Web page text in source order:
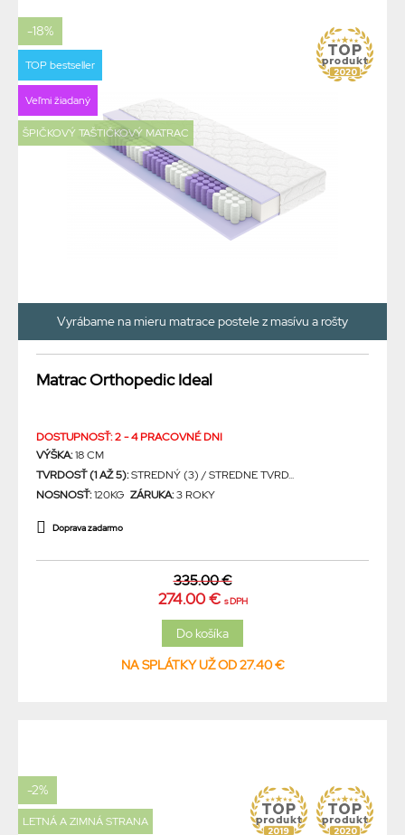
-18%
TOP bestseller
Veľmi žiadaný
ŠPIČKOVÝ TAŠTIČKOVÝ MATRAC
Vyrábame na mieru matrace postele z masívu a rošty
Matrac Orthopedic Ideal
DOSTUPNOSŤ: 2 - 4 PRACOVNÉ DNI
VÝŠKA:18 CM
TVRDOSŤ (1 AŽ 5):STREDNÝ (3) / STREDNE TVRD...
NOSNOSŤ:120KG ZÁRUKA:3 ROKY
Doprava zadarmo
335.00 €
274.00 € s DPH
NA SPLÁTKY UŽ OD 27.40 €
-2%
LETNÁ A ZIMNÁ STRANA